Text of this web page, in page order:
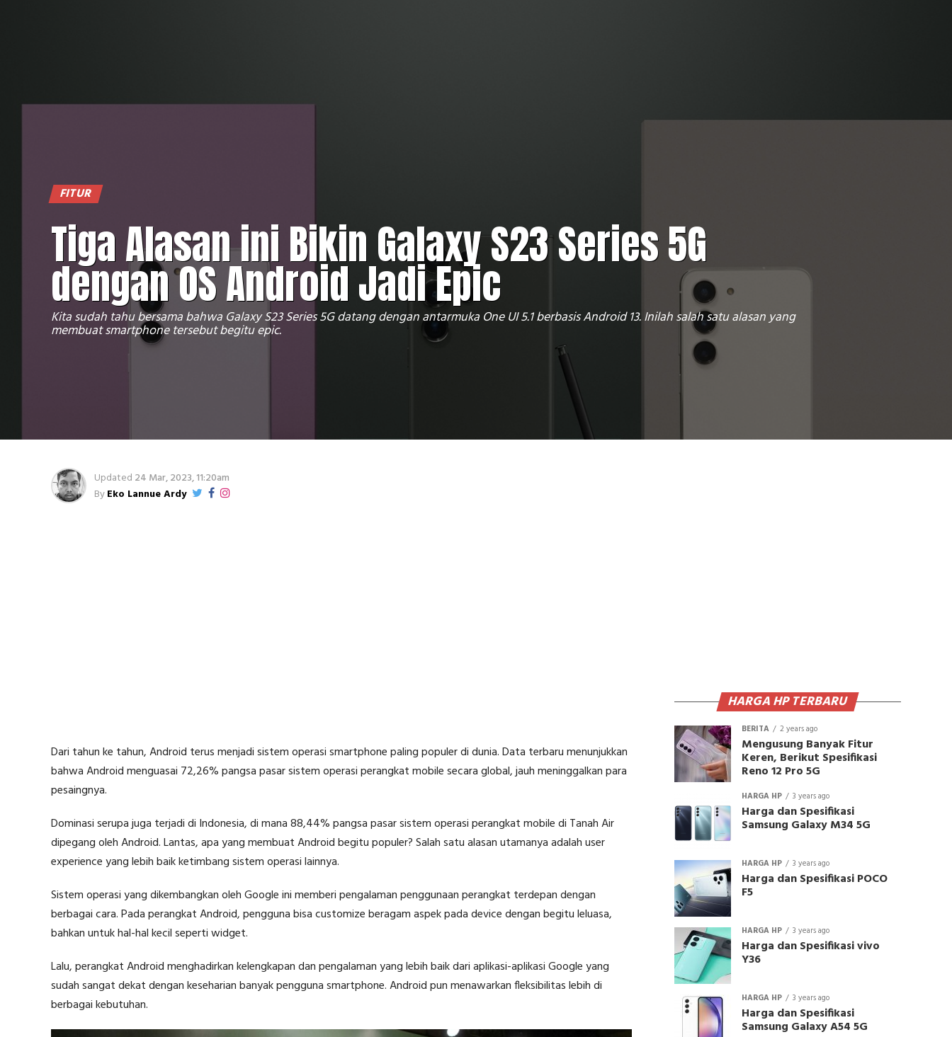
FITUR
Tiga Alasan ini Bikin Galaxy S23 Series 5G
dengan OS Android Jadi Epic
Kita sudah tahu bersama bahwa Galaxy S23 Series 5G datang dengan antarmuka One UI 5.1 berbasis Android 13. Inilah salah satu alasan yang
membuat smartphone tersebut begitu epic.
Updated 24 Mar, 2023, 11:20am
ByEko Lannue Ardy
Dari tahun ke tahun, Android terus menjadi sistem operasi smartphone paling populer di dunia. Data terbaru menunjukkan
bahwa Android menguasai 72,26% pangsa pasar sistem operasi perangkat mobile secara global, jauh meninggalkan para
pesaingnya.
Dominasi serupa juga terjadi di Indonesia, di mana 88,44% pangsa pasar sistem operasi perangkat mobile di Tanah Air
dipegang oleh Android. Lantas, apa yang membuat Android begitu populer? Salah satu alasan utamanya adalah user
experience yang lebih baik ketimbang sistem operasi lainnya.
Sistem operasi yang dikembangkan oleh Google ini memberi pengalaman penggunaan perangkat terdepan dengan
berbagai cara. Pada perangkat Android, pengguna bisa customize beragam aspek pada device dengan begitu leluasa,
bahkan untuk hal-hal kecil seperti widget.
Lalu, perangkat Android menghadirkan kelengkapan dan pengalaman yang lebih baik dari aplikasi-aplikasi Google yang
sudah sangat dekat dengan keseharian banyak pengguna smartphone. Android pun menawarkan fleksibilitas lebih di
berbagai kebutuhan.
HARGA HP TERBARU
BERITA 2 years ago
Mengusung Banyak Fitur
Keren, Berikut Spesifikasi
Reno 12 Pro 5G
HARGA HP 3 years ago
Harga dan Spesifikasi
Samsung Galaxy M34 5G
HARGA HP 3 years ago
Harga dan Spesifikasi POCO
F5
HARGA HP 3 years ago
Harga dan Spesifikasi vivo
Y36
HARGA HP 3 years ago
Harga dan Spesifikasi
Samsung Galaxy A54 5G